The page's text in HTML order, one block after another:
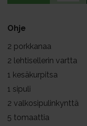
Ohje
2 porkkanaa
2 lehtisellerin vartta
1 kesäkurpitsa
1 sipuli
2 valkosipulinkynttä
5 tomaattia